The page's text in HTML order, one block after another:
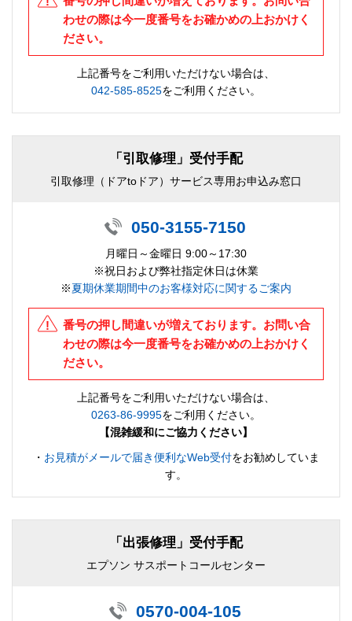
わせの際は今一度番号をお確かめの上おかけく
ださい。
上記番号をご利用いただけない場合は、
042-585-8525をご利用ください。
「引取修理」受付手配
引取修理（ドアtoドア）サービス専用お申込み窓口
050-3155-7150
月曜日～金曜日 9:00～17:30
※祝日および弊社指定休日は休業
※夏期休業期間中のお客様対応に関するご案内
番号の押し間違いが増えております。お問い合
わせの際は今一度番号をお確かめの上おかけく
ださい。
上記番号をご利用いただけない場合は、
0263-86-9995をご利用ください。
【混雑緩和にご協力ください】
・ お見積がメールで届き便利なWeb受付をお勧めしていま
す。
「出張修理」受付手配
エプソン サスポートコールセンター
0570-004-105